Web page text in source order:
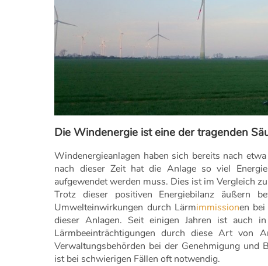
Die Windenergie ist eine der tragenden
Windenergieanlagen haben sich bereits nach
nach dieser Zeit hat die Anlage so viel
aufgewendet werden muss. Dies ist im Vergleich
Trotz dieser positiven Energiebilanz äußern
Umwelteinwirkungen durch Lärmimmissionen
dieser Anlagen. Seit einigen Jahren ist auch
Lärmbeeinträchtigungen durch diese Art von
Verwaltungsbehörden bei der Genehmigung und
ist bei schwierigen Fällen oft notwendig.